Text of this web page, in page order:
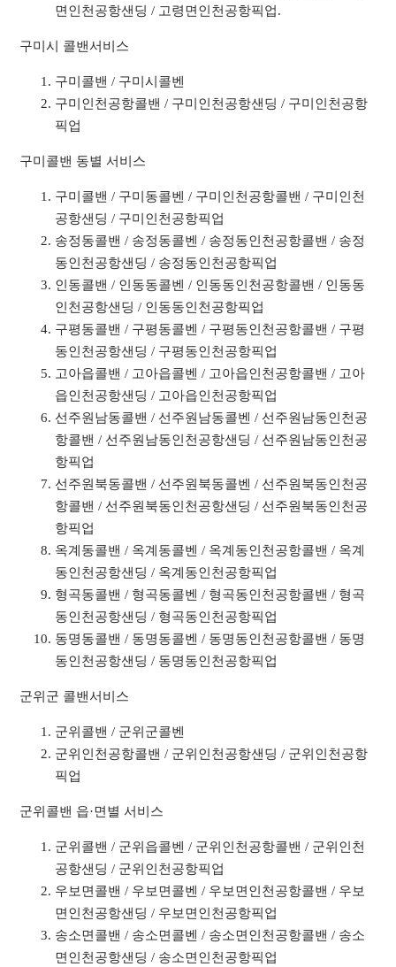
면인천공항샌딩 / 고령면인천공항픽업.
구미시 콜밴서비스
구미콜밴 / 구미시콜벤
구미인천공항콜밴 / 구미인천공항샌딩 / 구미인천공항
픽업
구미콜밴 동별 서비스
구미콜밴 / 구미동콜벤 / 구미인천공항콜밴 / 구미인천
공항샌딩 / 구미인천공항픽업
송정동콜밴 / 송정동콜벤 / 송정동인천공항콜밴 / 송정
동인천공항샌딩 / 송정동인천공항픽업
인동콜밴 / 인동동콜벤 / 인동동인천공항콜밴 / 인동동
인천공항샌딩 / 인동동인천공항픽업
구평동콜밴 / 구평동콜벤 / 구평동인천공항콜밴 / 구평
동인천공항샌딩 / 구평동인천공항픽업
고아읍콜밴 / 고아읍콜벤 / 고아읍인천공항콜밴 / 고아
읍인천공항샌딩 / 고아읍인천공항픽업
선주원남동콜밴 / 선주원남동콜벤 / 선주원남동인천공
항콜밴 / 선주원남동인천공항샌딩 / 선주원남동인천공
항픽업
선주원북동콜밴 / 선주원북동콜벤 / 선주원북동인천공
항콜밴 / 선주원북동인천공항샌딩 / 선주원북동인천공
항픽업
옥계동콜밴 / 옥계동콜벤 / 옥계동인천공항콜밴 / 옥계
동인천공항샌딩 / 옥계동인천공항픽업
형곡동콜밴 / 형곡동콜벤 / 형곡동인천공항콜밴 / 형곡
동인천공항샌딩 / 형곡동인천공항픽업
동명동콜밴 / 동명동콜벤 / 동명동인천공항콜밴 / 동명
동인천공항샌딩 / 동명동인천공항픽업
군위군 콜밴서비스
군위콜밴 / 군위군콜벤
군위인천공항콜밴 / 군위인천공항샌딩 / 군위인천공항
픽업
군위콜밴 읍·면별 서비스
군위콜밴 / 군위읍콜벤 / 군위인천공항콜밴 / 군위인천
공항샌딩 / 군위인천공항픽업
우보면콜밴 / 우보면콜벤 / 우보면인천공항콜밴 / 우보
면인천공항샌딩 / 우보면인천공항픽업
송소면콜밴 / 송소면콜벤 / 송소면인천공항콜밴 / 송소
면인천공항샌딩 / 송소면인천공항픽업